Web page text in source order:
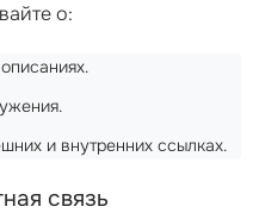
о:
и внутренних ссылках.
связь